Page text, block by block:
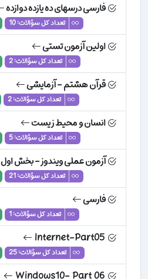
فارسی درسهای ده یازده دوازده
تعداد کل سؤالات: 10
اولین آزمون تستی
تعداد کل سؤالات: 2
قرآن هشتم - آزمایشی
تعداد کل سؤالات: 2
انسان و محیط زیست
تعداد کل سؤالات: 5
آزمون عملی ویندوز- بخش اول
تعداد کل سؤالات: 21
فارسی
تعداد کل سؤالات: 1
تعداد کل سؤالات: 25